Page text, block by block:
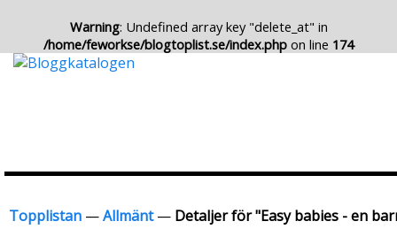
Warning: Undefined array key "delete_at" in
/home/feworkse/blogtoplist.se/index.php on line 174
Topplistan —Allmänt— Detaljer för "Easy babies - en